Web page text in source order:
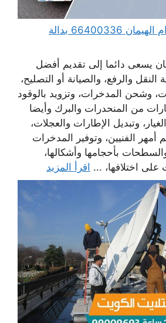
ونش كرين سطحة ام الهيمان 66400336 بدالة
يسعى دائما إلى تقديم أفضل
والرفع، والصيانة أو التصليح،
وشحن المدخرات، وتزويد بالوقود
من المنحدرات والبرك وأيضا
وتبديل الإطارات والعجلات،
أمهر الفنيين، وتوفير المدخرات
والسطحات بأحجامها وأشكالها،
على اختلافها، ... اقرأ المزيد